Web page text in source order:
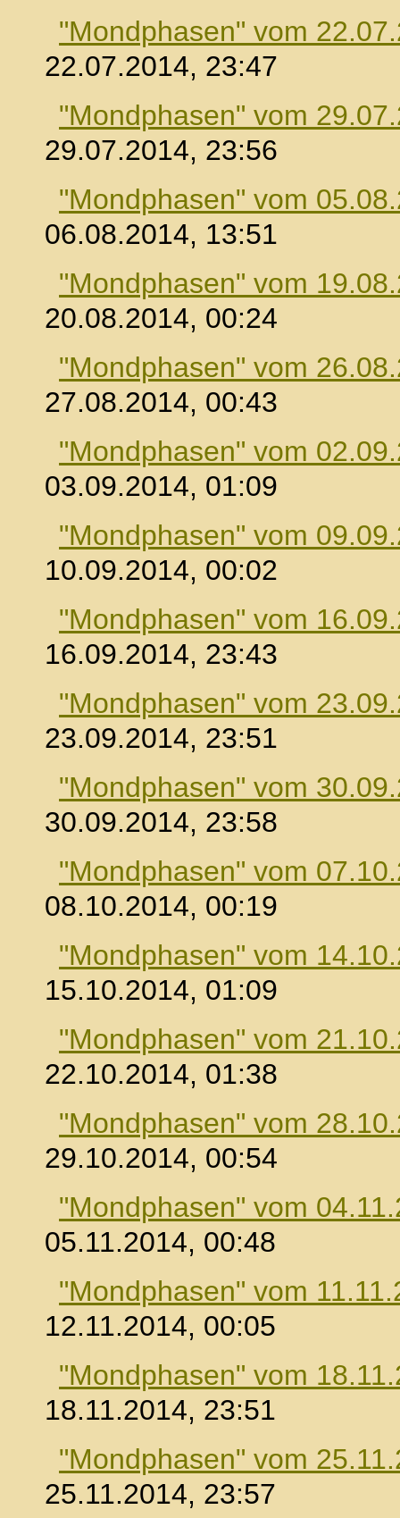
"Mondphasen" vom
22.07.2014, 23:47
"Mondphasen" vom
29.07.2014, 23:56
"Mondphasen" vom
06.08.2014, 13:51
"Mondphasen" vom
20.08.2014, 00:24
"Mondphasen" vom
27.08.2014, 00:43
"Mondphasen" vom
03.09.2014, 01:09
"Mondphasen" vom
10.09.2014, 00:02
"Mondphasen" vom
16.09.2014, 23:43
"Mondphasen" vom
23.09.2014, 23:51
"Mondphasen" vom
30.09.2014, 23:58
"Mondphasen" vom
08.10.2014, 00:19
"Mondphasen" vom
15.10.2014, 01:09
"Mondphasen" vom
22.10.2014, 01:38
"Mondphasen" vom
29.10.2014, 00:54
"Mondphasen" vom
05.11.2014, 00:48
"Mondphasen" vom
12.11.2014, 00:05
"Mondphasen" vom
18.11.2014, 23:51
"Mondphasen" vom
25.11.2014, 23:57